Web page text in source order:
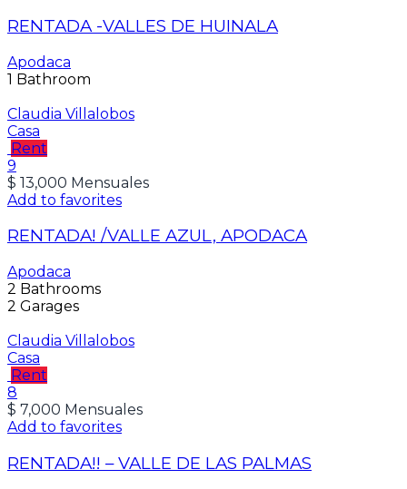
RENTADA -VALLES DE HUINALA
Apodaca
1 Bathroom
Claudia Villalobos
Casa
Rent
9
$ 13,000 Mensuales
Add to favorites
RENTADA! /VALLE AZUL, APODACA
Apodaca
2 Bathrooms
2 Garages
Claudia Villalobos
Casa
Rent
8
$ 7,000 Mensuales
Add to favorites
RENTADA!! – VALLE DE LAS PALMAS